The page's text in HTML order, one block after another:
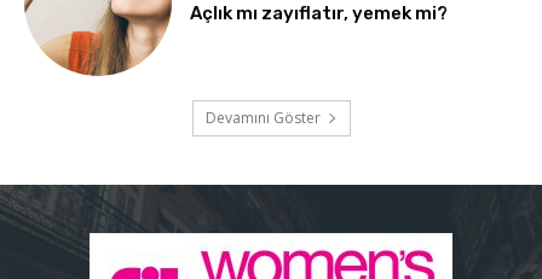
Açlık mı zayıflatır, yemek mi?
Devamını Göster